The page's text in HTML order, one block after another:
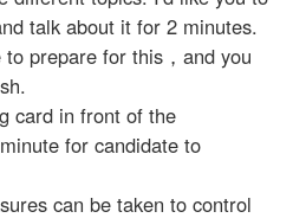
talk about it for 2 minutes.
prepare for this，and you
in front of the
for candidate to
can be taken to control